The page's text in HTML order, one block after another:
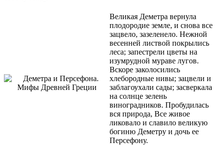
Великая Деметра вернула
плодородие земле, и снова все
зацвело, зазеленело. Нежной
весенней листвой покрылись
леса; запестрели цветы на
изумрудной мураве лугов.
Вскоре заколосились
хлебородные нивы; зацвели и
заблагоухали сады; засверкала
на солнце зелень
виноградников. Пробудилась
вся природа, Все живое
ликовало и славило великую
богиню Деметру и дочь ее
Персефону.